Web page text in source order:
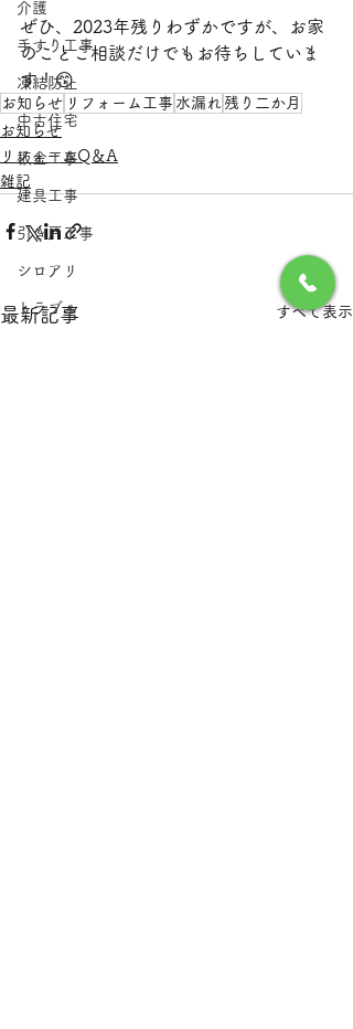
介護
手すり工事
凍結防止
中古住宅
板金工事
建具工事
引き戸工事
シロアリ
トラブル
ぜひ、2023年残りわずかですが、お家
のことご相談だけでもお待ちしていま
す！😙
お知らせ リフォーム工事 水漏れ 残り二か月
お知らせ
リフォームQ＆A
雑記
最新記事 すべて表示